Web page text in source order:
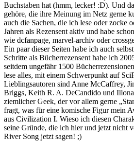
Buchstaben hat (hmm, lecker! :D). Und
gehöre, die ihre Meinung im Netz gerne
auch die Sachen, die ich lese oder zocke
Jahren als Rezensent aktiv und habe
wie dcfanpage, marvel-archiv oder
Ein paar dieser Seiten habe ich auch
Schritte als Bücherrezensent habe ich
seitdem ungefähr 1500
lese alles, mit einem Schwerpunkt auf
Lieblingsautoren sind Anne McCaffrey,
Briggs, Keith R. A. DeCandido und
ziemlicher Geek, der vor allem gerne
fragt, was für eine komische Figur mein
aus Civilization I. Wieso ich diesen
seine Gründe, die ich hier und jetzt nicht
River Song jetzt sagen! ;)